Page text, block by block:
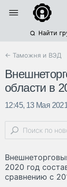
Найти
← Таможня и ВЭД
области в
12:45, 13 Мая
2020 год
сравнению с